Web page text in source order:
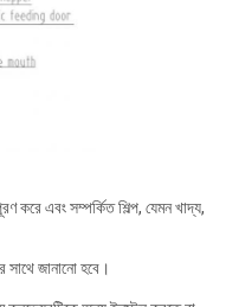
এবং সম্পর্কিত শিল্প, যেমন খাদ্য,
জানানো হবে।